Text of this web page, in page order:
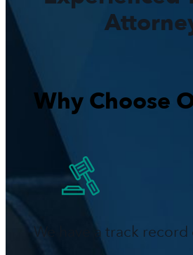
Why Choose
We have a track record